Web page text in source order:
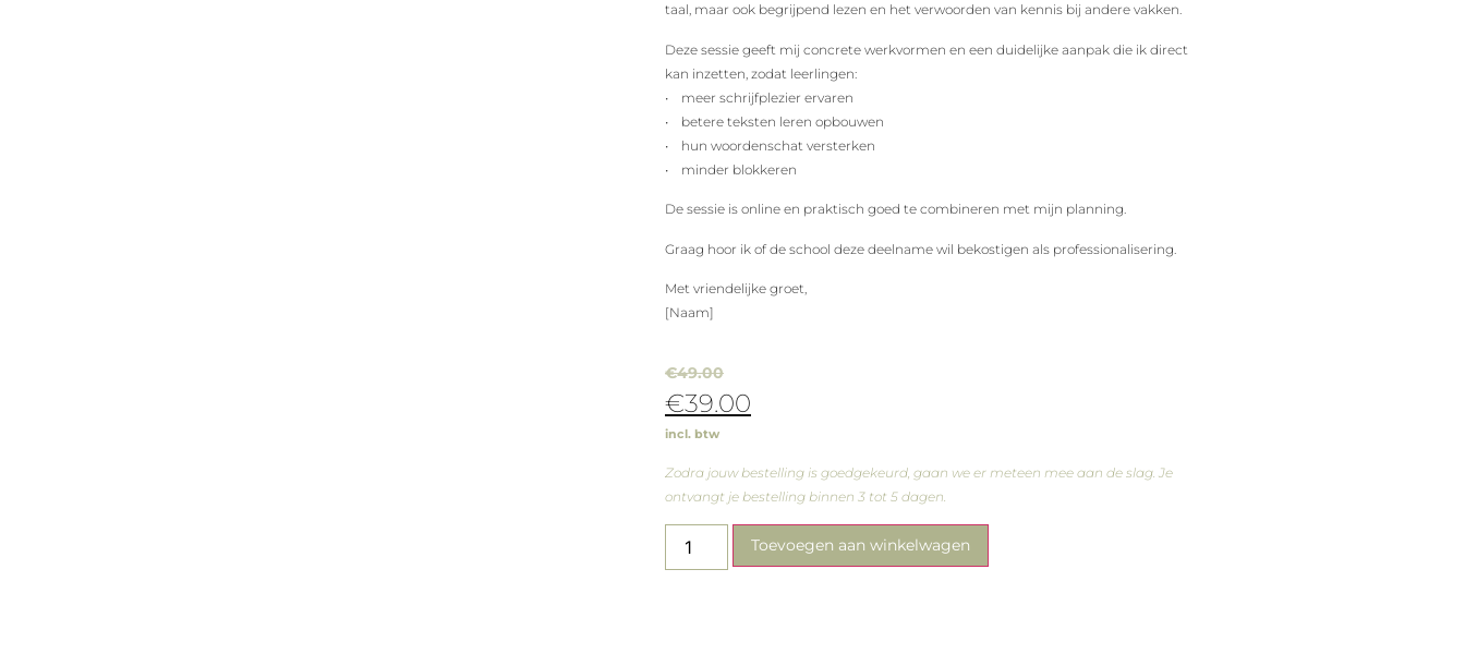
taal, maar ook begrijpend lezen en het verwoorden van kennis bij andere vakken.
Deze sessie geeft mij concrete werkvormen en een duidelijke aanpak die ik direct
kan inzetten, zodat leerlingen:
• meer schrijfplezier ervaren
• betere teksten leren opbouwen
• hun woordenschat versterken
• minder blokkeren
De sessie is online en praktisch goed te combineren met mijn planning.
Graag hoor ik of de school deze deelname wil bekostigen als professionalisering.
Met vriendelijke groet,
[Naam]
€49.00
€39.00
incl. btw
Zodra jouw bestelling is goedgekeurd, gaan we er meteen mee aan de slag. Je
ontvangt je bestelling binnen 3 tot 5 dagen.
Toevoegen aan winkelwagen